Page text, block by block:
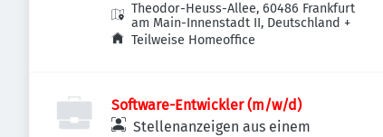
Theodor-Heuss-Allee, 60486 Frankfurt
am Main-Innenstadt II, Deutschland +
Teilweise Homeoffice
Software-Entwickler (m/w/d)
Stellenanzeigen aus einem